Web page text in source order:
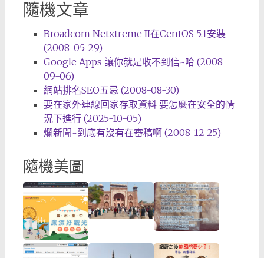
隨機文章
Broadcom Netxtreme II在CentOS 5.1安裝
(2008-05-29)
Google Apps 讓你就是收不到信~哈 (2008-
09-06)
網站排名SEO五忌 (2008-08-30)
要在家外連線回家存取資料 要怎麼在安全的情
況下進行 (2025-10-05)
爛新聞~到底有沒有在審稿啊 (2008-12-25)
隨機美圖